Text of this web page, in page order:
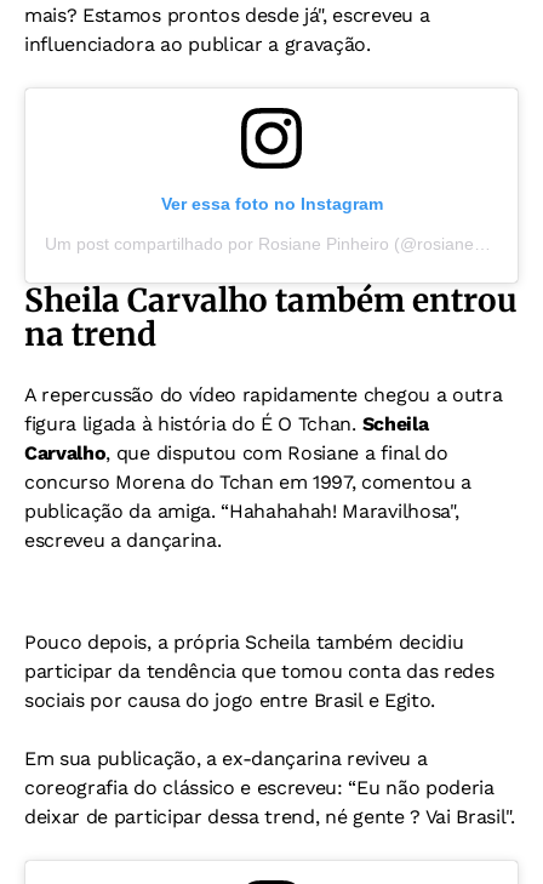
mais? Estamos prontos desde já", escreveu a
influenciadora ao publicar a gravação.
Ver essa foto no Instagram
Um post compartilhado por Rosiane Pinheiro (@rosianepinheiro)
Sheila Carvalho também entrou
na trend
A repercussão do vídeo rapidamente chegou a outra
figura ligada à história do É O Tchan. Scheila
Carvalho, que disputou com Rosiane a final do
concurso Morena do Tchan em 1997, comentou a
publicação da amiga.“Hahahahah! Maravilhosa",
escreveu a dançarina.
Pouco depois, a própria Scheila também decidiu
participar da tendência que tomou conta das redes
sociais por causa do jogo entre Brasil e Egito.
Em sua publicação, a ex-dançarina reviveu a
coreografia do clássico e escreveu:“Eu não poderia
deixar de participar dessa trend, né gente ? Vai Brasil".